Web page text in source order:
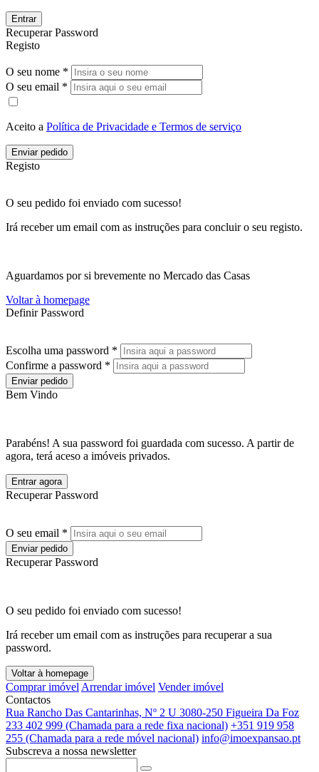
Entrar
Recuperar Password
Registo
O seu nome *
O seu email *
Aceito a Política de Privacidade e Termos de serviço
Enviar pedido
Registo
O seu pedido foi enviado com sucesso!
Irá receber um email com as instruções para concluir o seu registo.
Aguardamos por si brevemente no Mercado das Casas
Voltar à homepage
Definir Password
Escolha uma password *
Confirme a password *
Enviar pedido
Bem Vindo
Parabéns! A sua password foi guardada com sucesso. A partir de
agora, terá aceso a imóveis privados.
Entrar agora
Recuperar Password
O seu email *
Enviar pedido
Recuperar Password
O seu pedido foi enviado com sucesso!
Irá receber um email com as instruções para recuperar a sua
password.
Voltar à homepage
Comprar imóvel Arrendar imóvel Vender imóvel
Contactos
Rua Rancho Das Cantarinhas, Nº 2 U 3080-250 Figueira Da Foz
233 402 999 (Chamada para a rede fixa nacional) +351 919 958
255 (Chamada para a rede móvel nacional) info@imoexpansao.pt
Subscreva a nossa newsletter